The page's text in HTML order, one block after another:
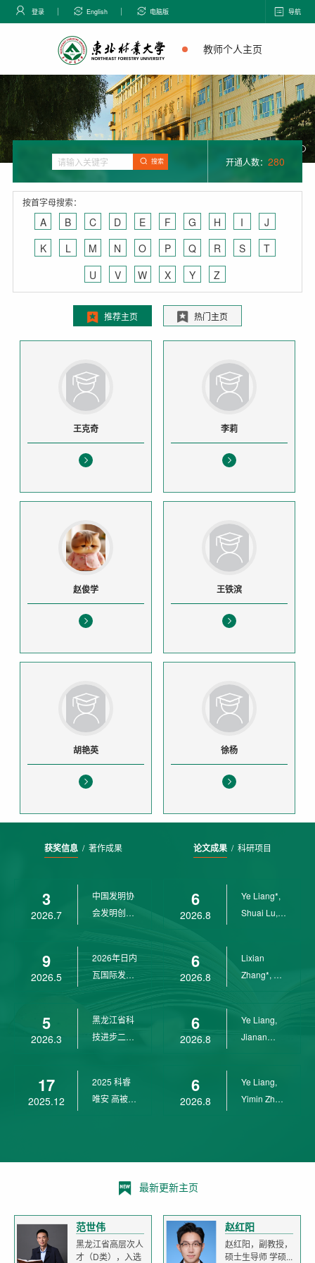
登录 English 电脑版 导航
教师个人主页
搜索 开通人数： 280
按首字母搜索：
A B C D E F G H I
J
K
L M N O P Q R S
T
U
V W X Y Z
推荐主页 热门主页
王克奇 李莉
赵俊学 王铁滨
胡艳英 徐杨
获奖信息/ 著作成果
3
2026.7
中国发明协
会发明创业
9
2026.5
2026年日内
瓦国际发明
5
2026.3
黑龙江省科
技进步二等
17
2025.12
2025 科睿
唯安 高被引
论文成果/ 科研项目
6
2026.8
Ye Liang*,
Shuai Lu,
6
2026.8
Lixian
Zhang*, Ye
6
2026.8
Ye Liang,
Jianan
6
2026.8
Ye Liang,
Yimin Zhu,
最新更新主页
范世伟
黑龙江省高层次人
才（D类），入选
赵红阳
赵红阳，副教授，
硕士生导师 学硕...